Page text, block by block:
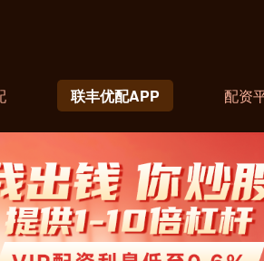
联丰优配APP 配资